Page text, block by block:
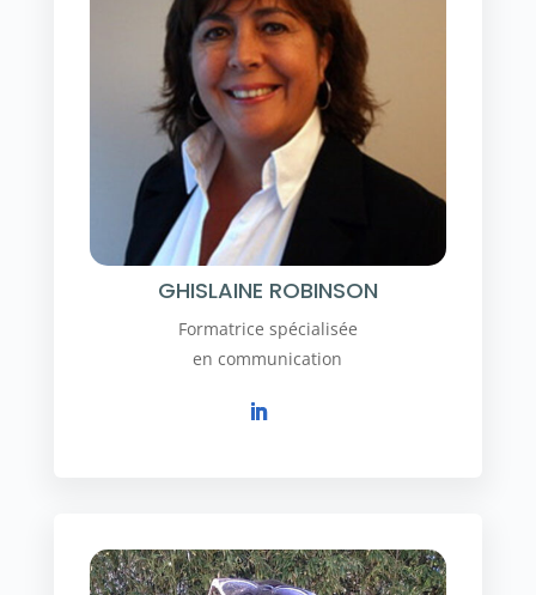
GHISLAINE ROBINSON
Formatrice spécialisée
en communication